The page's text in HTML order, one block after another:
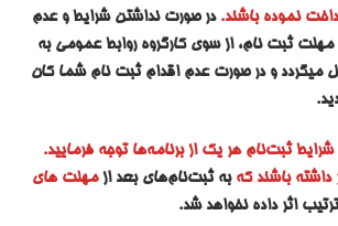
نموده باشند.در صورت نداشتن شرایط و عدم
ثبت نام، از سوی کارگروه روابط عمومی به
میگردد و در صورت عدم اقدام ثبت نام شما کان
ثبت‌نام هر یک از برنامه‌ها توجه فرمایید.
داشته باشند که به ثبت‌نام‌های بعد ازمهلت های
ترتیب اثر داده نخواهد شد.